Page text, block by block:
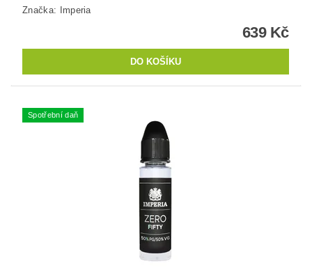
Značka: Imperia
639 Kč
Spotřební daň